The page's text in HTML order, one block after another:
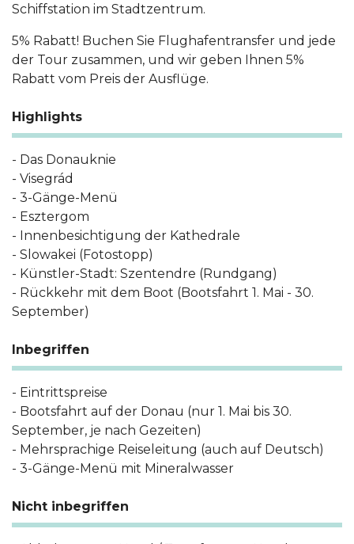
Schiffstation im Stadtzentrum.
5% Rabatt! Buchen Sie Flughafentransfer und jede
der Tour zusammen, und wir geben Ihnen 5%
Rabatt vom Preis der Ausflüge.
Highlights
- Das Donauknie
- Visegrád
- 3-Gänge-Menü
- Esztergom
- Innenbesichtigung der Kathedrale
- Slowakei (Fotostopp)
- Künstler-Stadt: Szentendre (Rundgang)
- Rückkehr mit dem Boot (Bootsfahrt 1. Mai - 30.
September)
Inbegriffen
- Eintrittspreise
- Bootsfahrt auf der Donau (nur 1. Mai bis 30.
September, je nach Gezeiten)
- Mehrsprachige Reiseleitung (auch auf Deutsch)
- 3-Gänge-Menü mit Mineralwasser
Nicht inbegriffen